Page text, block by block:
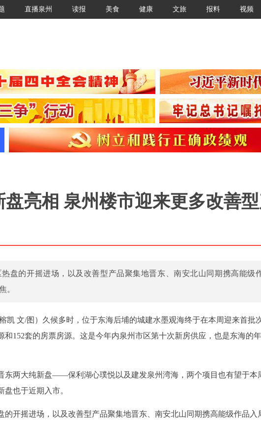
直播泉州 读报 美食 健康 文旅 报料 视频
亮相 泉州楼市迎来更多改善
盘的开摇进场，以及改善型产品聚集地晋东、南安北山同期携高能级
。
凯 文/图）久候多时，位于东海后埔的城建水墨观海终于在本周迎来首批
和152套的房票房源。这是今年内泉州市区第十次新房供应，也是东海的
东两大纯新盘——保利湖心璞悦以及建发泉州湾海，两个项目也有望于本
也于近期入市。
的开摇进场，以及改善型产品聚集地晋东、南安北山同期携高能级作品入